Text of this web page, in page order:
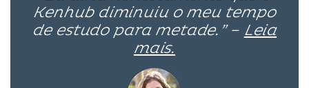
Kenhub diminuiu o meu tempo
de estudo para metade.” – Leia
mais.